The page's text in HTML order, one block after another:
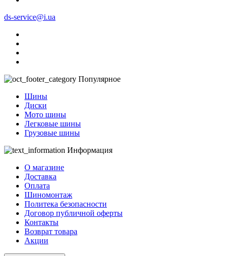
ds-service@i.ua
Популярное
Шины
Диски
Мото шины
Легковые шины
Грузовые шины
Информация
О магазине
Доставка
Оплата
Шиномонтаж
Политека безопасности
Договор публичной оферты
Контакты
Возврат товара
Акции